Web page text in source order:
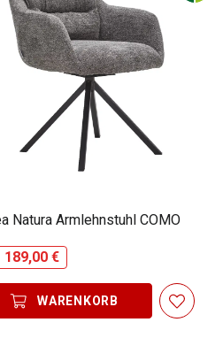
Natura Armlehnstuhl COMO
189,00 €
WARENKORB